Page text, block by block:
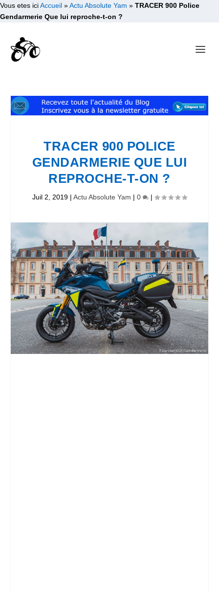
Vous etes iciAccueil »Actu Absolute Yam » TRACER 900 Police
Gendarmerie Que lui reproche-t-on ?
TRACER 900 POLICE
GENDARMERIE QUE LUI
REPROCHE-T-ON ?
Juil 2, 2019 | Actu Absolute Yam | 0 |